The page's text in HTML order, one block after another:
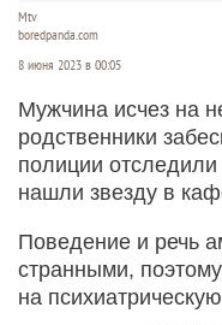
Mtv
boredpanda.com
8 июня 2023 в 00:05
Мужчина исчез на
родственники
полиции
нашли звезду в
Поведение и речь
странными,
на